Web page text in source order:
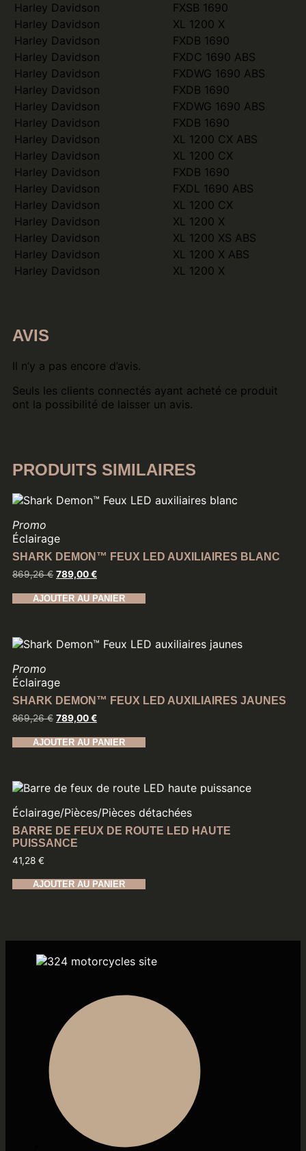
Harley Davidson
FXSB 1690
Harley Davidson
XL 1200 X
Harley Davidson
FXDB 1690
Harley Davidson
FXDC 1690 ABS
Harley Davidson
FXDWG 1690 ABS
Harley Davidson
FXDB 1690
Harley Davidson
FXDWG 1690 ABS
Harley Davidson
FXDB 1690
Harley Davidson
XL 1200 CX ABS
Harley Davidson
XL 1200 CX
Harley Davidson
FXDB 1690
Harley Davidson
FXDL 1690 ABS
Harley Davidson
XL 1200 CX
Harley Davidson
XL 1200 X
Harley Davidson
XL 1200 XS ABS
Harley Davidson
XL 1200 X ABS
Harley Davidson
XL 1200 X
AVIS
Il n’y a pas encore d’avis.
Seuls les clients connectés ayant acheté ce produit
ont la possibilité de laisser un avis.
PRODUITS SIMILAIRES
Promo
Éclairage
SHARK DEMON™ FEUX LED AUXILIAIRES BLANC
869,26€ 789,00€
AJOUTER AU PANIER
Promo
Éclairage
SHARK DEMON™ FEUX LED AUXILIAIRES JAUNES
869,26€ 789,00€
AJOUTER AU PANIER
Éclairage/Pièces/Pièces détachées
BARRE DE FEUX DE ROUTE LED HAUTE
PUISSANCE
41,28 €
AJOUTER AU PANIER